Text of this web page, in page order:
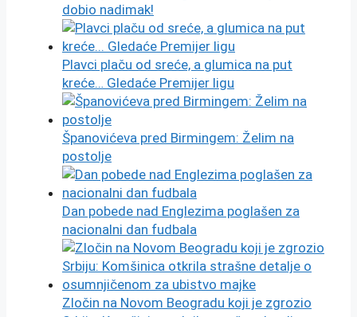
dobio nadimak!
Plavci plaču od sreće, a glumica na put
kreće… Gledaće Premijer ligu
Španovićeva pred Birmingem: Želim na
postolje
Dan pobede nad Englezima poglašen za
nacionalni dan fudbala
Zločin na Novom Beogradu koji je zgrozio